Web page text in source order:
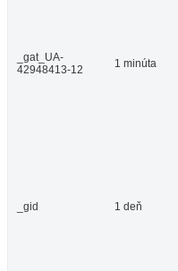
_gat_UA-
42948413-12
1 minúta
_gid 1 deň